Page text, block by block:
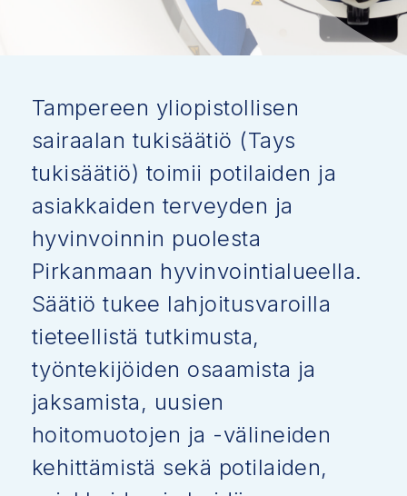
Tampereen yliopistollisen
sairaalan tukisäätiö (Tays
tukisäätiö) toimii potilaiden ja
asiakkaiden terveyden ja
hyvinvoinnin puolesta
Pirkanmaan hyvinvointialueella.
Säätiö tukee lahjoitusvaroilla
tieteellistä tutkimusta,
työntekijöiden osaamista ja
jaksamista, uusien
hoitomuotojen ja -välineiden
kehittämistä sekä potilaiden,